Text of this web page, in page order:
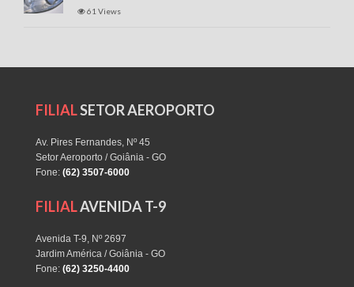
61 Views
FILIALSETOR AEROPORTO
Av. Pires Fernandes, Nº 45
Setor Aeroporto / Goiânia - GO
Fone: (62) 3507-6000
FILIALAVENIDA T-9
Avenida T-9, Nº 2697
Jardim América / Goiânia - GO
Fone: (62) 3250-4400